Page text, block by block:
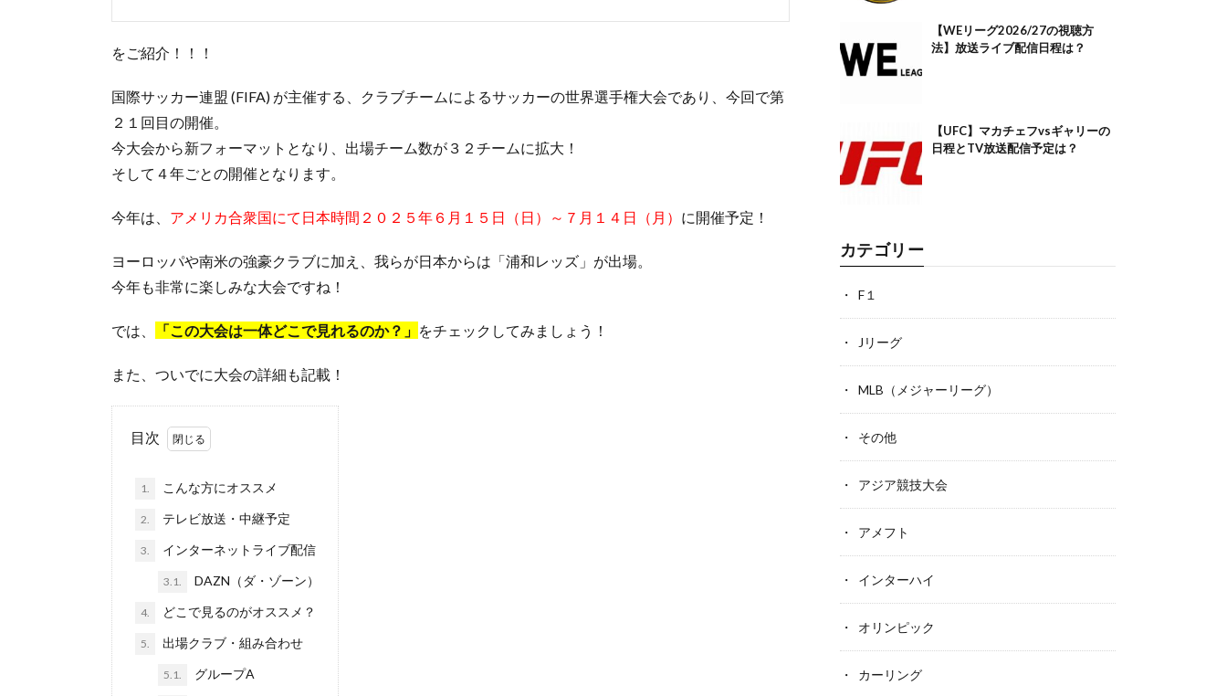
をご紹介！！！
国際サッカー連盟 (FIFA) が主催する、クラブチームによるサッカーの世界選手権大会であり、今回で第
２１回目の開催。
今大会から新フォーマットとなり、出場チーム数が３２チームに拡大！
そして４年ごとの開催となります。
今年は、 アメリカ合衆国にて日本時間２０２５年６月１５日（日）～７月１４日（月） に開催予定！
ヨーロッパや南米の強豪クラブに加え、我らが日本からは「浦和レッズ」が出場。
今年も非常に楽しみな大会ですね！
では、 「この大会は一体どこで見れるのか？」 をチェックしてみましょう！
また、ついでに大会の詳細も記載！
目次
1. こんな方にオススメ
2. テレビ放送・中継予定
3. インターネットライブ配信
3.1. DAZN（ダ・ゾーン）
4. どこで見るのがオススメ？
5. 出場クラブ・組み合わせ
5.1. グループA
【WEリーグ2026/27の視聴方
法】放送ライブ配信日程は？
【UFC】マカチェフvsギャリーの
日程とTV放送配信予定は？
カテゴリー
F１
Jリーグ
MLB（メジャーリーグ）
その他
アジア競技大会
アメフト
インターハイ
オリンピック
カーリング